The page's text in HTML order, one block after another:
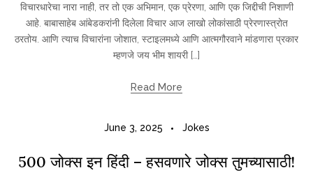
विचारधारेचा नारा नाही, तर तो एक अभिमान, एक प्रेरणा, आणि एक जिद्दीची निशाणी
आहे. बाबासाहेब आंबेडकरांनी दिलेला विचार आज लाखो लोकांसाठी प्रेरणास्त्रोत
ठरतोय. आणि त्याच विचारांना जोशात, स्टाइलमध्ये आणि आत्मगौरवाने मांडणारा प्रकार
म्हणजे जय भीम शायरी […]
Read More
June 3, 2025 Jokes
500 जोक्स इन हिंदी – हसवणारे जोक्स तुमच्यासाठी!